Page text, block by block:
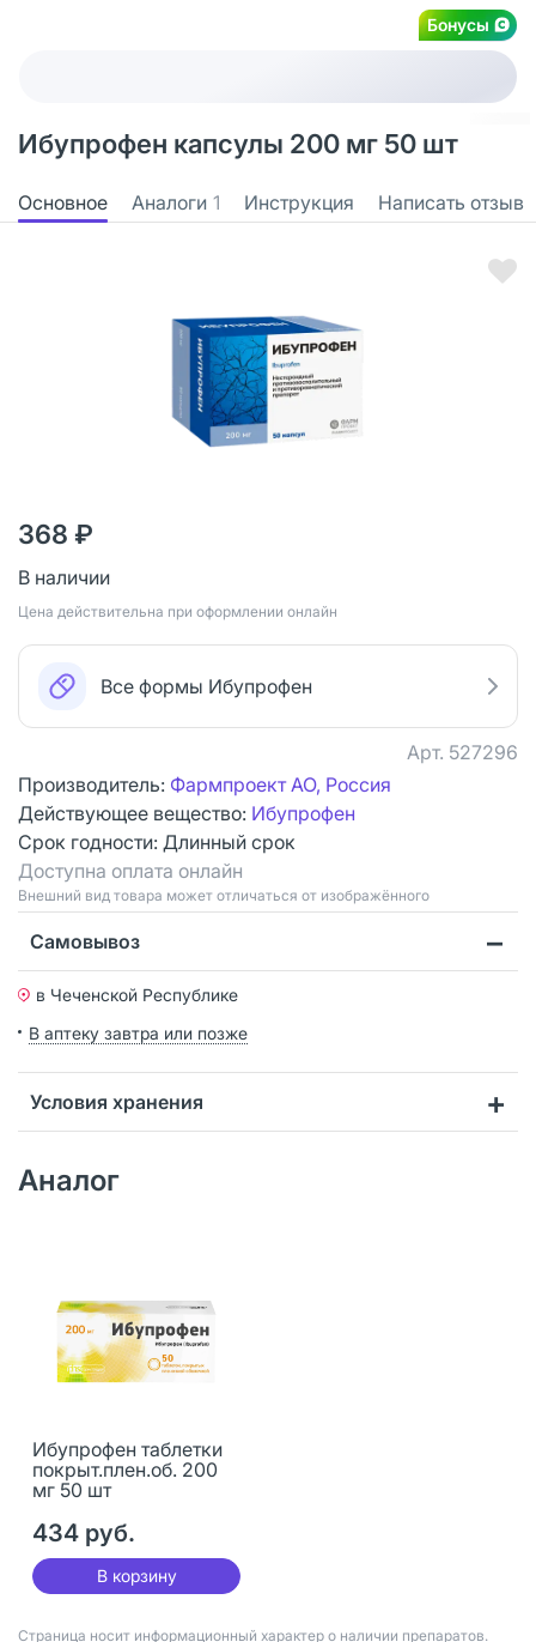
Бонусы
Ибупрофен капсулы 200 мг 50 шт
Основное Аналоги 1 Инструкция Написать отзыв
368 ₽
В наличии
Цена действительна при оформлении онлайн
Все формы Ибупрофен
Арт. 527296
Производитель: Фармпроект АО, Россия
Действующее вещество: Ибупрофен
Срок годности: Длинный срок
Доступна оплата онлайн
Bнешний вид товара может отличаться от изображённого
Самовывоз
в Чеченской Республике
В аптеку завтра или позже
Условия хранения
Аналог
Ибупрофен таблетки
покрыт.плен.об. 200
мг 50 шт
434 руб.
В корзину
Страница носит информационный характер о наличии препаратов.